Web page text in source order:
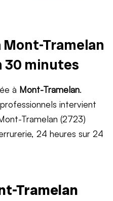
Tramelan
30 minutes
à Mont-Tramelan.
intervient
Tramelan (2723)
24 heures sur 24
Tramelan